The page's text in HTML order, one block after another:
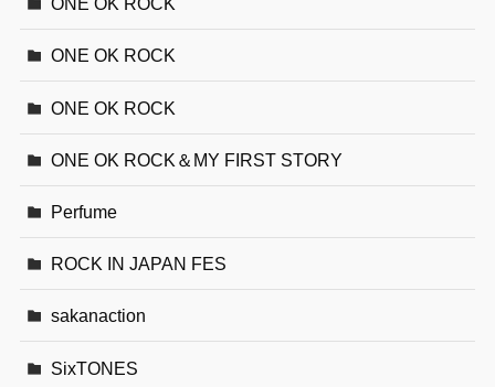
ONE OK ROCK
ONE OK ROCK
ONE OK ROCK＆MY FIRST STORY
Perfume
ROCK IN JAPAN FES
sakanaction
SixTONES